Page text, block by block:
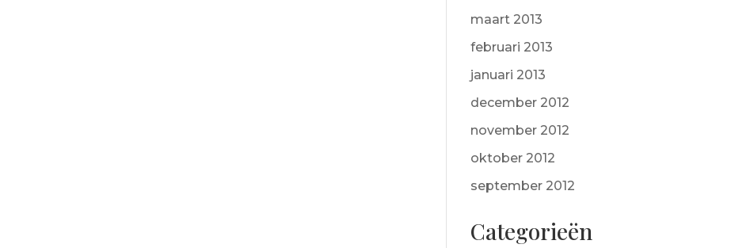
maart 2013
februari 2013
januari 2013
december 2012
november 2012
oktober 2012
september 2012
Categorieën